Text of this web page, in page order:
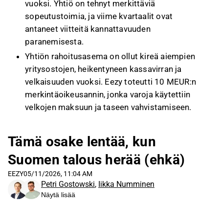
vuoksi. Yhtiö on tehnyt merkittäviä
sopeutustoimia, ja viime kvartaalit ovat
antaneet viitteitä kannattavuuden
paranemisesta.
Yhtiön rahoitusasema on ollut kireä aiempien
yritysostojen, heikentyneen kassavirran ja
velkaisuuden vuoksi. Eezy toteutti 10 MEUR:n
merkintäoikeusannin, jonka varoja käytettiin
velkojen maksuun ja taseen vahvistamiseen.
seuraavan 12 kuukauden aikana on kotimaan
talouden ja työmarkkinan käänne kasvuun.
Henkilöstöpalvelumarkkina reagoi
talouskehitykseen vivulla, joten markkinan
elpyminen olisi tärkeää liikevaihdon,
operatiivisen tuloksen ja velkaisuuden laskun
Tämä osake lentää, kun
Suomen talous herää (ehkä)
EEZY05/11/2026, 11:04 AM
Petri Gostowski, Iikka Numminen
Näytä lisää